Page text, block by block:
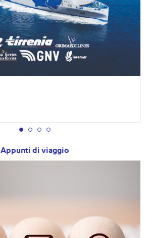
Appunti di viaggio